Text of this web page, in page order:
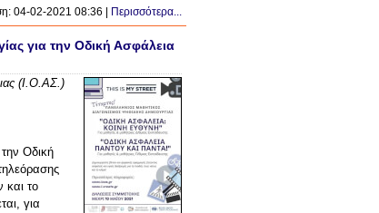
04-02-2021 08:36 | Περισσότερα...
για την Οδική Ασφάλεια
(Ι.Ο.ΑΣ.)
Οδική
και το
για